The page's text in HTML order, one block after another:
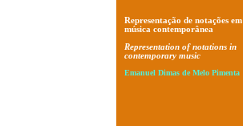
Representação de notações em
música contemporânea
Representation of notations in
contemporary music
Emanuel Dimas de Melo Pimenta